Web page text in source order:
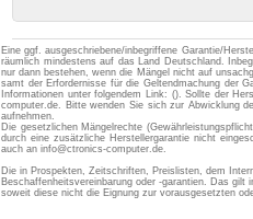
Eine ggf. ausgeschriebene/inbegriffene Garantie/
räumlich mindestens auf das Land Deutschland.
nur dann bestehen, wenn die Mängel nicht auf
samt der Erfordernisse für die Geltendmachung der
Informationen unter folgendem Link: (). Sollte der
computer.de. Bitte wenden Sie sich zur Abwicklung
aufnehmen.
Die gesetzlichen Mängelrechte
durch eine zusätzliche Herstellergarantie nicht
auch an info@ctronics-computer.de.
Die in Prospekten, Zeitschriften, Preislisten, dem
Beschaffenheitsvereinbarung oder -garantien. Das
soweit diese nicht die Eignung zur vorausgesetzten